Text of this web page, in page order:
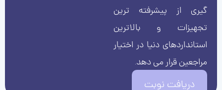
گیری از پیشرفته ترین
تجهیزات و بالاترین
استانداردهای دنیا در اختیار
مراجعین قرار می دهد.
دریافت نوبت